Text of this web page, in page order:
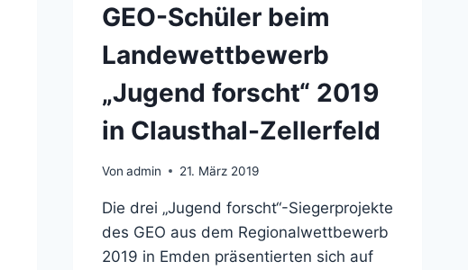
GEO-Schüler beim
Landewettbewerb
„Jugend forscht“ 2019
in Clausthal-Zellerfeld
Von admin 21. März 2019
Die drei „Jugend forscht“-Siegerprojekte
des GEO aus dem Regionalwettbewerb
2019 in Emden präsentierten sich auf